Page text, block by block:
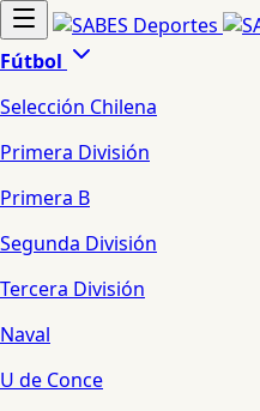
Fútbol
Selección Chilena
Primera División
Primera B
Segunda División
Tercera División
Naval
U de Conce